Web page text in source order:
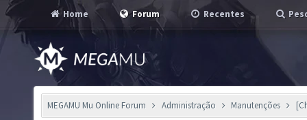
Home Forum Recentes
MEGAMU Mu Online Forum Administração Manutenções